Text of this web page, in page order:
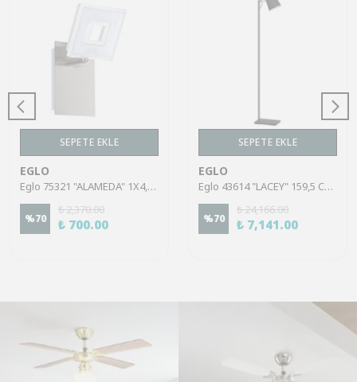
SEPETE EKLE
EGLO
Eglo 75321 "ALAMEDA" 1X4,5W Çelik Nikel Mat Sıva Üstü Spot
%70
₺ 2,370.00
₺ 700.00
SEPETE EKLE
EGLO
Eglo 43614 "LACEY" 159,5 Cm Yüksekliğinde Çelik, Ahşap Köşe Lambası Lambader
%70
₺ 24,166.00
₺ 7,141.00